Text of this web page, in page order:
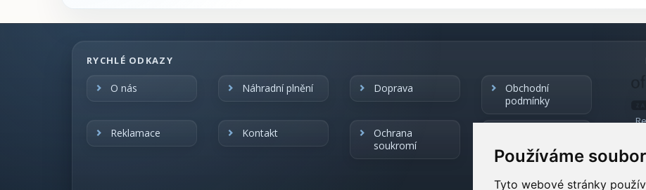
Používáme
Tyto webové stránky
RYCHLÉ ODKAZY
O nás Náhradní plnění Doprava
Obchodní
podmínky
Reklamace Kontakt
Ochrana
soukromí
Odstoupení od
smlouvy